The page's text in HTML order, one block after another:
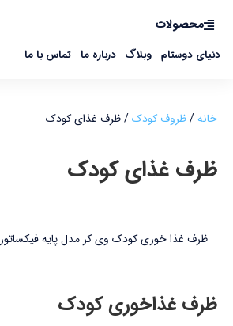
محصولات
دنیای دوستام وبلاگ درباره ما تماس با ما
خانه/ظروف کودک/ ظرف غذای کودک
ظرف غذای کودک
ظرف غذا خوری کودک وی کر مدل پایه فیکساتور
ظرف غذاخوری کودک